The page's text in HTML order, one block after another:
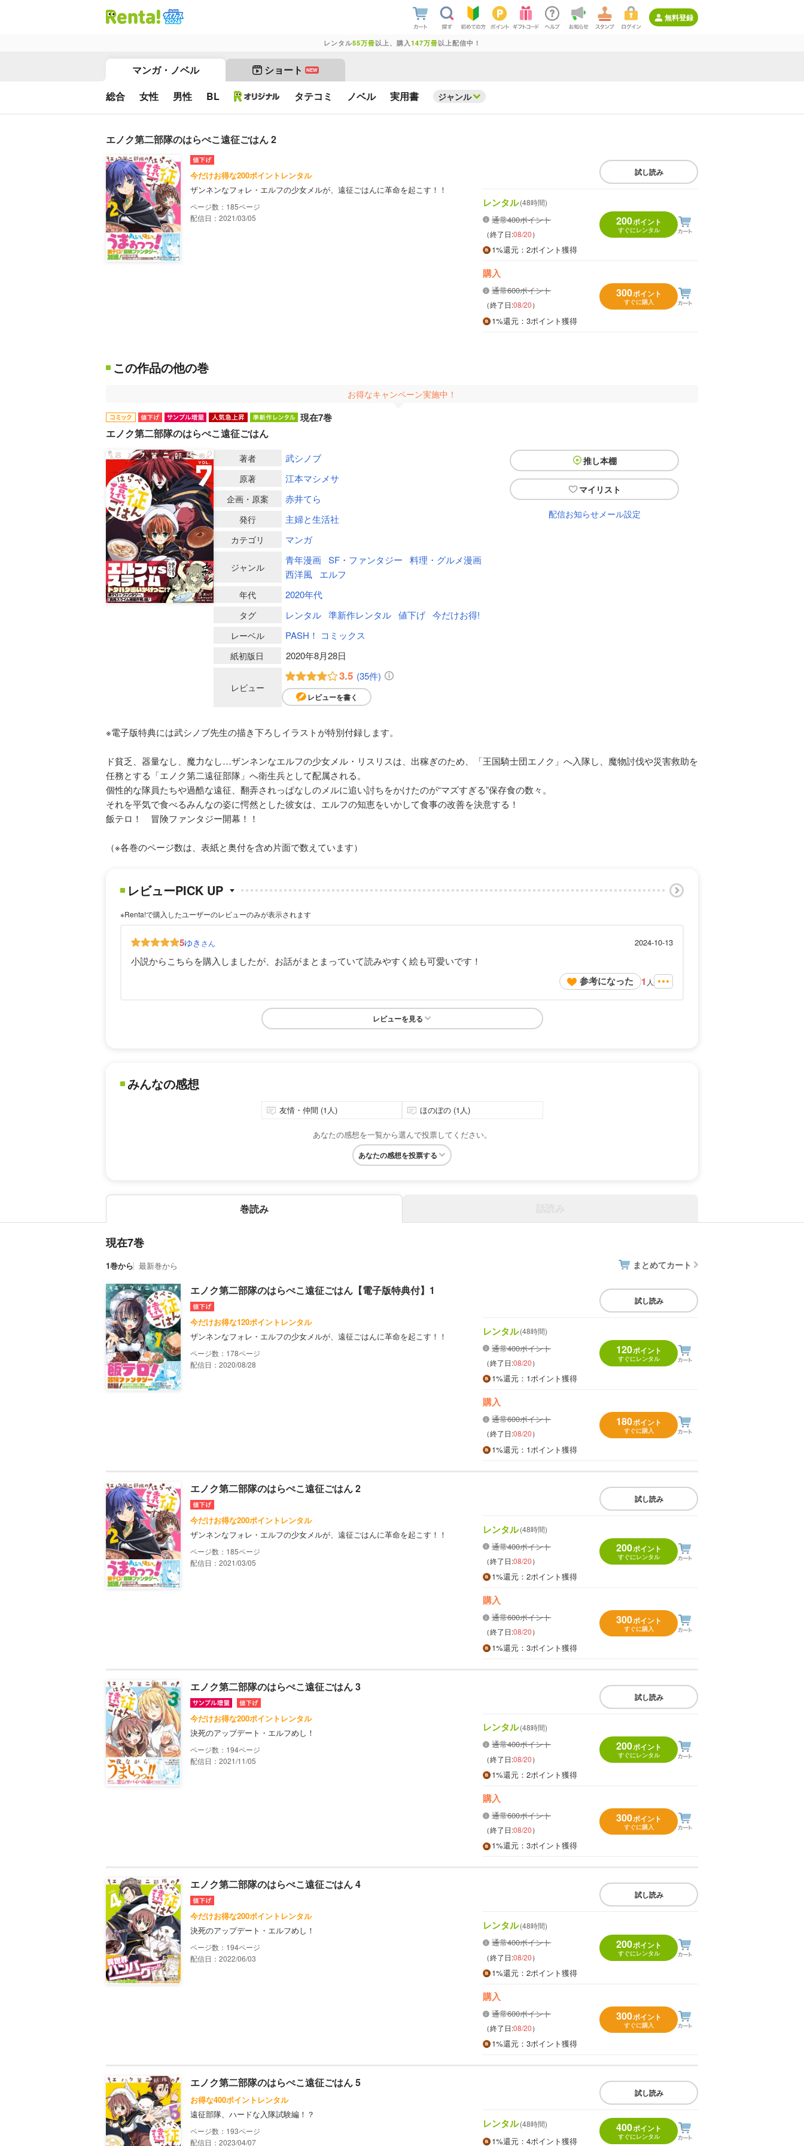
無料登録
レンタル55万冊以上、購入 147万冊以上配信中！
マンガ・ノベル ショート NEW
総合 女性 男性 BL タテコミ ノベル 実用書 ジャンル
エノク第二部隊のはらぺこ遠征ごはん 2
今だけお得な200ポイントレンタル
ザンネンなフォレ・エルフの少女メルが、遠征ごはんに革命を起こす！！
185
配信日：2021/03/05
試し読み
レンタル(48時間)
通常400ポイント
（終了日:08/20）
1%還元 ：2ポイント獲得
200ポイント
すぐにレンタル
購入
通常600ポイント
（終了日:08/20）
1%還元 ：3ポイント獲得
300ポイント
すぐに購入
この作品の他の巻
お得なキャンペーン実施中！
現在7巻
エノク第二部隊のはらぺこ遠征ごはん
推し本棚
マイリスト
配信お知らせメール設定
著者 武シノブ
原著 江本マシメサ
企画・原案 赤井てら
発行 主婦と生活社
カテゴリ マンガ
ジャンル
青年漫画 SF・ファンタジー
料理・グルメ漫画
西洋風
エルフ
年代 2020年代
タグ レンタル 準新作レンタル 値下げ 今だけお得!
レーベル PASH！ コミックス
紙初版日 2020年8月28日
レビュー
3.5 (35件)
レビューを書く
※電子版特典には武シノブ先生の描き下ろしイラストが特別付録します。
ド貧乏、器量なし、魔力なし…ザンネンなエルフの少女メル・リスリスは、出稼ぎのため、「王国騎士団エノク」へ入隊し、魔物討伐や災害救助を
任務とする「エノク第二遠征部隊」へ衛生兵として配属される。
個性的な隊員たちや過酷な遠征、翻弄されっぱなしのメルに追い討ちをかけたのが“マズすぎる”保存食の数々。
それを平気で食べるみんなの姿に愕然とした彼女は、エルフの知恵をいかして食事の改善を決意する！
飯テロ！ 冒険ファンタジー開幕！！
（※各巻のページ数は、表紙と奥付を含め片面で数えています）
レビューPICK UP
※Renta!で購入したユーザーのレビューのみが表示されます
5ゆき さん 2024-10-13
小説からこちらを購入しましたが、お話がまとまっていて読みやすく絵も可愛いです！
参考になった 1 人
レビューを見る
みんなの感想
友情・仲間 (1人) ほのぼの (1人)
あなたの感想を一覧から選んで投票してください。
あなたの感想を投票する
巻読み
現在7巻
1巻から 最新巻から まとめてカート
エノク第二部隊のはらぺこ遠征ごはん【電子版特典付】1
今だけお得な120ポイントレンタル
ザンネンなフォレ・エルフの少女メルが、遠征ごはんに革命を起こす！！
178
配信日：2020/08/28
試し読み
レンタル(48時間)
通常400ポイント
（終了日:08/20）
1%還元 ：1ポイント獲得
120ポイント
すぐにレンタル
購入
通常600ポイント
（終了日:08/20）
1%還元 ：1ポイント獲得
180ポイント
すぐに購入
エノク第二部隊のはらぺこ遠征ごはん 2
今だけお得な200ポイントレンタル
ザンネンなフォレ・エルフの少女メルが、遠征ごはんに革命を起こす！！
185
配信日：2021/03/05
試し読み
レンタル(48時間)
通常400ポイント
（終了日:08/20）
1%還元 ：2ポイント獲得
200ポイント
すぐにレンタル
購入
通常600ポイント
（終了日:08/20）
1%還元 ：3ポイント獲得
300ポイント
すぐに購入
エノク第二部隊のはらぺこ遠征ごはん 3
今だけお得な200ポイントレンタル
決死のアップデート・エルフめし！
194
配信日：2021/11/05
試し読み
レンタル(48時間)
通常400ポイント
（終了日:08/20）
1%還元 ：2ポイント獲得
200ポイント
すぐにレンタル
購入
通常600ポイント
（終了日:08/20）
1%還元 ：3ポイント獲得
300ポイント
すぐに購入
エノク第二部隊のはらぺこ遠征ごはん 4
今だけお得な200ポイントレンタル
決死のアップデート・エルフめし！
194
配信日：2022/06/03
試し読み
レンタル(48時間)
通常400ポイント
（終了日:08/20）
1%還元 ：2ポイント獲得
200ポイント
すぐにレンタル
購入
通常600ポイント
（終了日:08/20）
1%還元 ：3ポイント獲得
300ポイント
すぐに購入
エノク第二部隊のはらぺこ遠征ごはん 5
お得な400ポイントレンタル
遠征部隊、ハードな入隊試験編！？
193
配信日：2023/04/07
試し読み
レンタル(48時間)
1%還元 ：4ポイント獲得
400ポイント
すぐにレンタル